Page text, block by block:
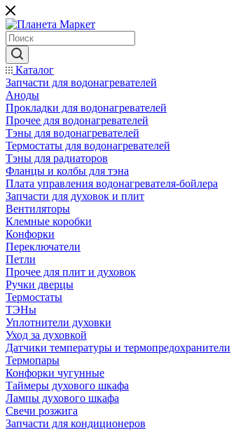
Каталог
Запчасти для водонагревателей
Аноды
Прокладки для водонагревателей
Прочее для водонагревателей
Тэны для водонагревателей
Термостаты для водонагревателей
Тэны для радиаторов
Фланцы и колбы для тэна
Плата управления водонагревателя-бойлера
Запчасти для духовок и плит
Вентиляторы
Клемные коробки
Конфорки
Переключатели
Петли
Прочее для плит и духовок
Ручки дверцы
Термостаты
ТЭНы
Уплотнители духовки
Уход за духовкой
Датчики температуры и термопредохранители
Термопары
Конфорки чугунные
Таймеры духового шкафа
Лампы духового шкафа
Свечи розжига
Запчасти для кондиционеров